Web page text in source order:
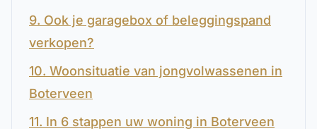
9. Ook je garagebox of beleggingspand
verkopen?
10. Woonsituatie van jongvolwassenen in
Boterveen
11. In 6 stappen uw woning in Boterveen